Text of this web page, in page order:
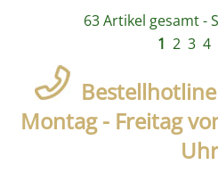
63 Artikel gesamt -
1 2 3 4
Montag - Freitag
Uhr